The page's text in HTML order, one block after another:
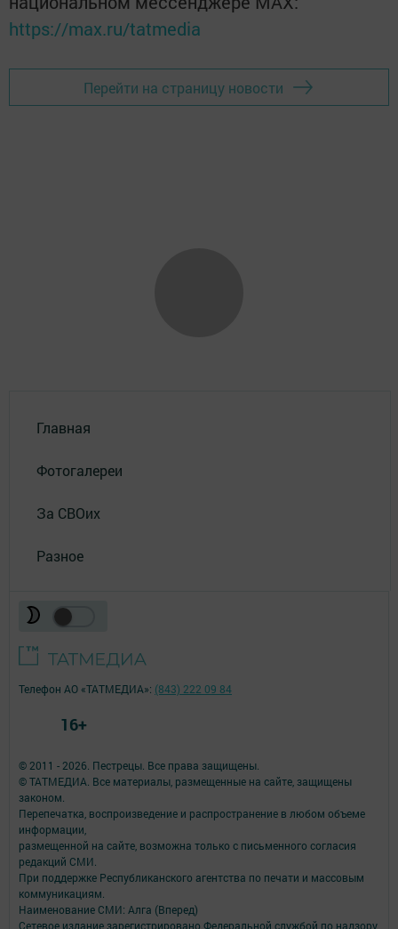
https://max.ru/tatmedia
Перейти на страницу новости
Главная
Фотогалереи
За СВОих
Разное
© 2011 - 2026. Пестрецы. Все права защищены.
© ТАТМЕДИА. Все материалы, размещенные на сайте, защищены
законом.
Перепечатка, воспроизведение и распространение в любом объеме
информации,
размещенной на сайте, возможна только с письменного согласия
редакций СМИ.
При поддержке Республиканского агентства по печати и массовым
коммуникациям.
Наименование СМИ: Алга (Вперед)
Сетевое издание зарегистрировано Федеральной службой по надзору
Телефон АО «ТАТМЕДИА»: (843) 222 09 84
16+